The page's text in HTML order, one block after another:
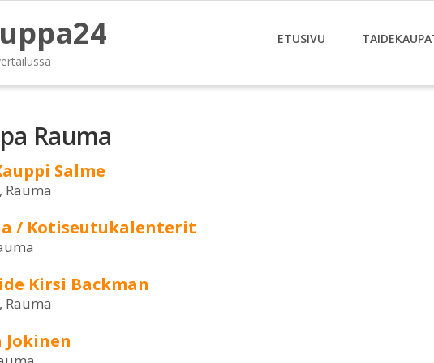
ETUSIVU
Rauma
Salme
Rauma
/ Kotiseutukalenterit
Kirsi Backman
Rauma